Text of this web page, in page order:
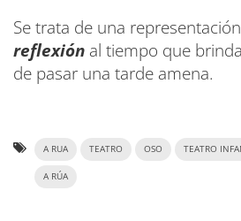
Se trata de una
reflexión al tiempo que
de pasar una tarde amena.
A RUA TEATRO OSO TEATRO
A RÚA